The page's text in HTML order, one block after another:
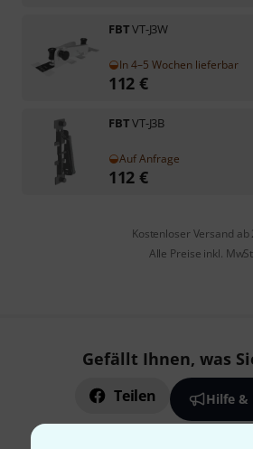
FBTVT-J3W
In 4–5 Wochen lieferbar
112 €
FBTVT-J3B
Auf Anfrage
112 €
Kostenloser Versand ab
Alle Preise inkl.
Gefällt Ihnen, was
Teilen Hilfe &